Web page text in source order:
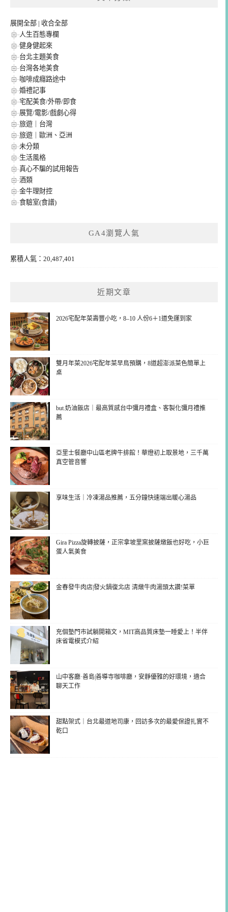
展開全部 | 收合全部
人生百態專欄
健身健起來
台北主題美食
台灣各地美食
咖啡成癮路途中
婚禮記事
宅配美食/外帶/即食
展覽/電影/戲劇心得
旅遊｜台灣
旅遊｜歐洲、亞洲
未分類
生活風格
真心不騙的試用報告
酒類
金牛理財控
食驗室(食譜)
GA4瀏覽人氣
累積人氣：20,487,401
近期文章
2026宅配年菜壽豐小吃，8–10 人份6＋1道免運到家
雙月年菜2026宅配年菜早鳥預購，8道超澎派菜色簡單上
桌
but.奶油飯店｜最高質感台中彌月禮盒、客製化彌月禮推
薦
亞里士餐廳中山區老牌牛排館！華燈初上取景地，三千萬
真空管音響
享味生活｜冷凍湯品推薦，五分鐘快速端出暖心湯品
Gira Pizza旋轉披薩，正宗拿坡里窯披薩燉飯也好吃，小巨
蛋人氣美食
金春發牛肉店|發火鍋復北店 清燉牛肉湯頭太讚!菜單
充個墊門市試躺開箱文，MIT高品質床墊一睡愛上！半伴
床省電模式介紹
山中客廳·善島|善導寺咖啡廳，安靜優雅的好環境，適合
聊天工作
甜點架式｜台北最道地司康，回訪多次的最愛保證扎實不
乾口